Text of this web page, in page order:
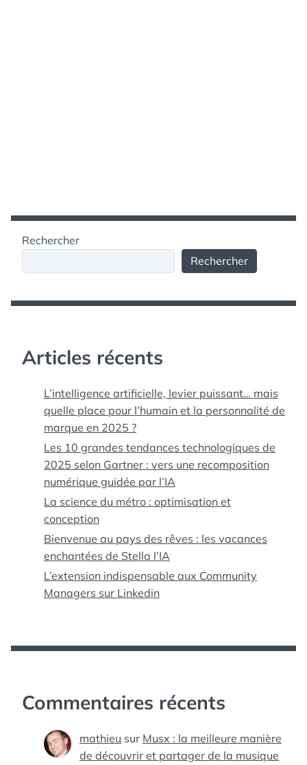
Rechercher
Rechercher
Articles récents
L’intelligence artificielle, levier puissant… mais
quelle place pour l’humain et la personnalité de
marque en 2025 ?
Les 10 grandes tendances technologiques de
2025 selon Gartner : vers une recomposition
numérique guidée par l’IA
La science du métro : optimisation et
conception
Bienvenue au pays des rêves : les vacances
enchantées de Stella l’IA
L’extension indispensable aux Community
Managers sur Linkedin
Commentaires récents
mathieu sur Musx : la meilleure manière
de découvrir et partager de la musique